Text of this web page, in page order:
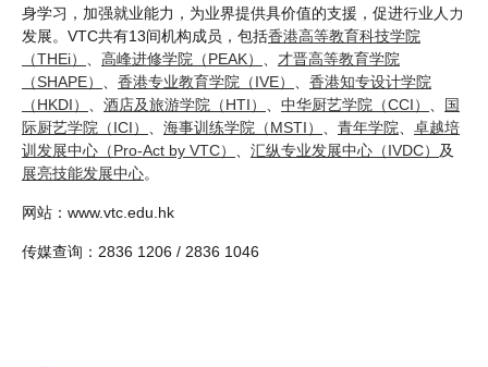
身学习，加强就业能力，为业界提供具价值的支援，促进行业人力
发展。VTC共有13间机构成员，包括香港高等教育科技学院
（THEi）
高峰进修学院（PEAK）
才晋高等教育学院
（SHAPE）
香港专业教育学院（IVE）
香港知专设计学院
（HKDI）
酒店及旅游学院（HTI） 中华厨艺学院（CCI）
国
际厨艺学院（ICI）
海事训练学院（MSTI） 青年学院
卓越培
训发展中心（Pro-Act by VTC）
汇纵专业发展中心（IVDC） 及
展亮技能发展中心。
网站：www.vtc.edu.hk
传媒查询：2836 1206 / 2836 1046